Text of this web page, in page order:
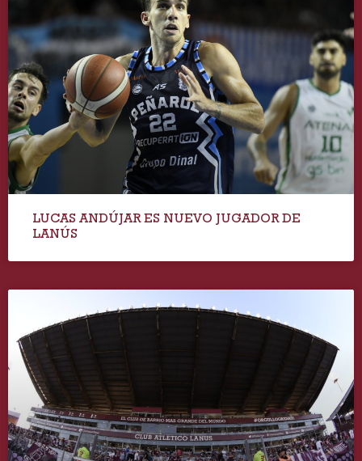
LUCAS ANDÚJAR ES NUEVO JUGADOR DE
LANÚS